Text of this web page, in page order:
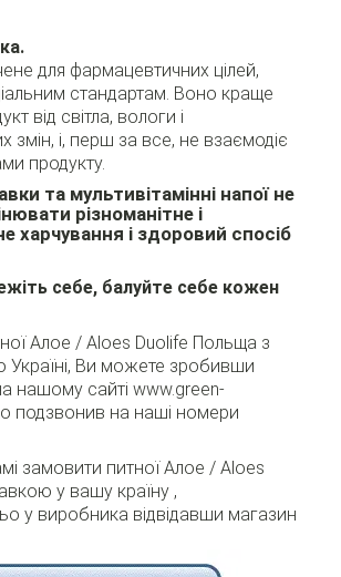
для фармацевтичних цілей,
стандартам. Воно краще
від світла, вологи і
змін, і, перш за все, не взаємодіє
продукту.
та мультивітамінні напої не
різноманітне і
харчування і здоровий спосіб
себе, балуйте себе кожен
Алое / Aloes Duolife Польща з
Україні, Ви можете зробивши
нашому сайті www.green-
подзвонив на наші номери
замовити питної Алое / Aloes
у вашу країну ,
у виробника відвідавши магазин